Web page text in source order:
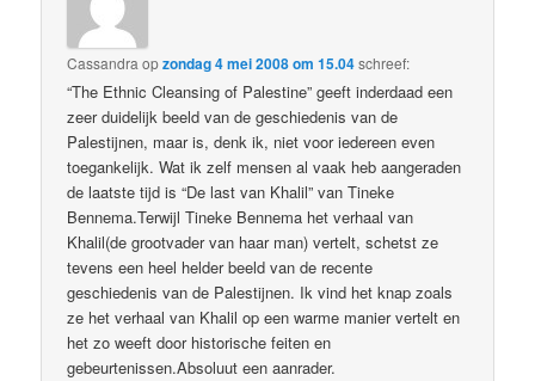
Cassandra opzondag 4 mei 2008 om 15.04schreef:
“The Ethnic Cleansing of Palestine” geeft inderdaad een
zeer duidelijk beeld van de geschiedenis van de
Palestijnen, maar is, denk ik, niet voor iedereen even
toegankelijk. Wat ik zelf mensen al vaak heb aangeraden
de laatste tijd is “De last van Khalil” van Tineke
Bennema.Terwijl Tineke Bennema het verhaal van
Khalil(de grootvader van haar man) vertelt, schetst ze
tevens een heel helder beeld van de recente
geschiedenis van de Palestijnen. Ik vind het knap zoals
ze het verhaal van Khalil op een warme manier vertelt en
het zo weeft door historische feiten en
gebeurtenissen.Absoluut een aanrader.